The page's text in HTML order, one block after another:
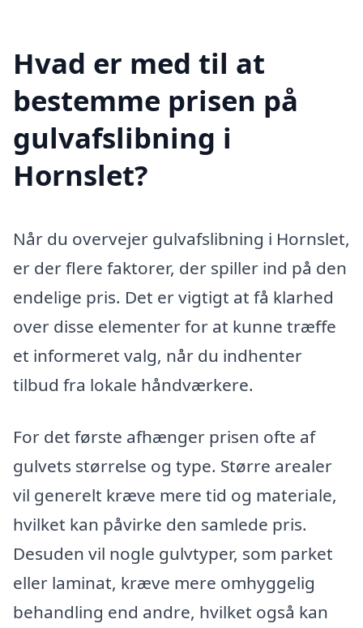
Hvad er med til at
bestemme prisen på
gulvafslibning i
Hornslet?
Når du overvejer gulvafslibning i Hornslet,
er der flere faktorer, der spiller ind på den
endelige pris. Det er vigtigt at få klarhed
over disse elementer for at kunne træffe
et informeret valg, når du indhenter
tilbud fra lokale håndværkere.
For det første afhænger prisen ofte af
gulvets størrelse og type. Større arealer
vil generelt kræve mere tid og materiale,
hvilket kan påvirke den samlede pris.
Desuden vil nogle gulvtyper, som parket
eller laminat, kræve mere omhyggelig
behandling end andre, hvilket også kan